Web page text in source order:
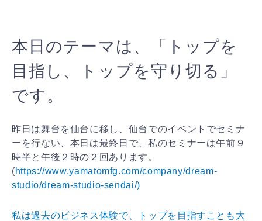
本日のテーマは、「トップを
目指し、トップを守り切る」
です。
昨日は舞台を仙台に移し、仙台でのイベントでセミナ
ーを行ない、本日は最終日で、私のセミナーは午前９
時半と午後２時の２回あります。
(https://www.yamatomfg.com/company/dream-
studio/dream-studio-sendai/)
私は過去のビジネス体験で、トップを目指すことも大